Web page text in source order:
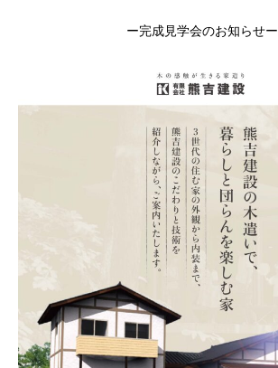
ー完成見学会のお知らせー